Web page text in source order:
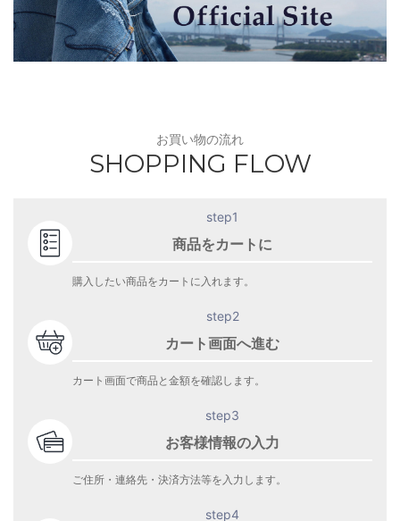
お買い物の流れ
SHOPPING FLOW
step1
商品をカートに
購入したい商品をカートに入れます。
step2
カート画面へ進む
カート画面で商品と金額を確認します。
step3
お客様情報の入力
ご住所・連絡先・決済方法等を入力します。
step4